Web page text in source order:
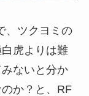
、ツクヨミの
虎よりは難
ないと分か
か？と、RF